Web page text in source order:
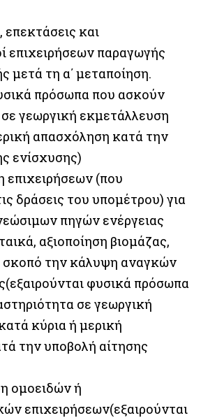
Γραμμάτων
επεκτάσεις και
επιχειρήσεων παραγωγής
μετά τη α΄ μεταποίηση.
πρόσωπα που ασκούν
γεωργική εκμετάλλευση
απασχόληση κατά την
ενίσχυσης)
επιχειρήσεων (που
δράσεις του υπομέτρου) για
πηγών ενέργειας
αξιοποίηση βιομάζας,
σκοπό την κάλυψη αναγκών
φυσικά πρόσωπα
σε γεωργική
κύρια ή μερική
την υποβολή αίτησης
ομοειδών ή
επιχειρήσεων(εξαιρούνται